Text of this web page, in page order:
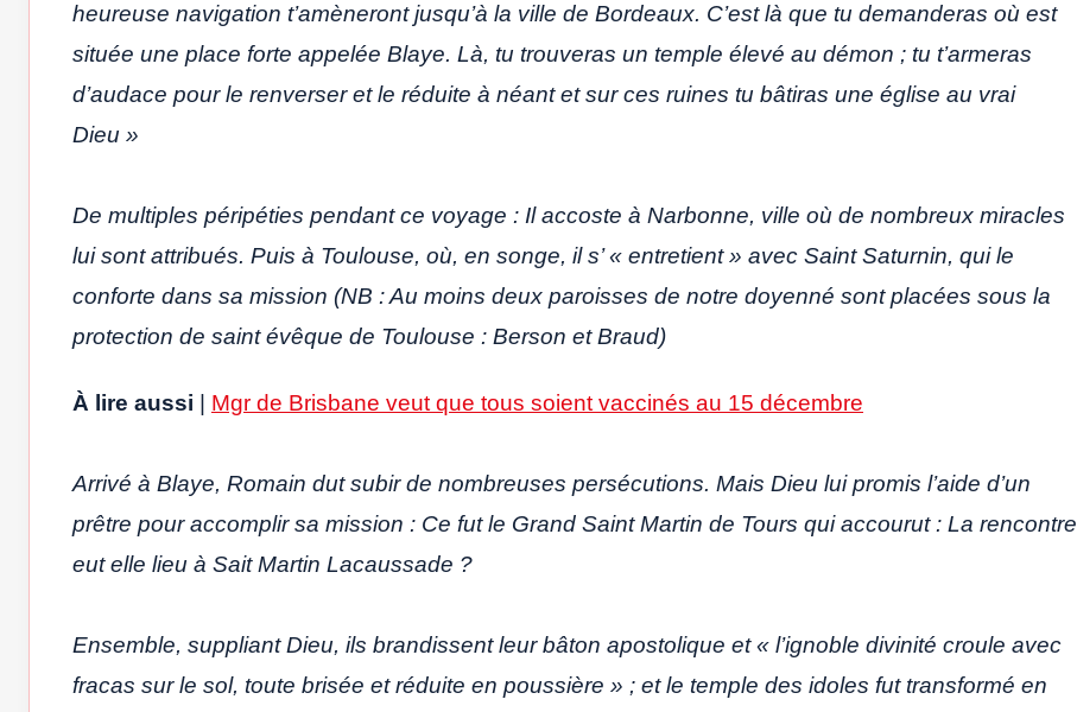
heureuse navigation t’amèneront jusqu’à la ville de Bordeaux. C’est là que tu demanderas où est
située une place forte appelée Blaye. Là, tu trouveras un temple élevé au démon ; tu t’armeras
d’audace pour le renverser et le réduite à néant et sur ces ruines tu bâtiras une église au vrai
Dieu »
De multiples péripéties pendant ce voyage : Il accoste à Narbonne, ville où de nombreux miracles
lui sont attribués. Puis à Toulouse, où, en songe, il s’ « entretient » avec Saint Saturnin, qui le
conforte dans sa mission (NB : Au moins deux paroisses de notre doyenné sont placées sous la
protection de saint évêque de Toulouse : Berson et Braud)
À lire aussi Mgr de Brisbane veut que tous soient vaccinés au 15 décembre
Arrivé à Blaye, Romain dut subir de nombreuses persécutions. Mais Dieu lui promis l’aide d’un
prêtre pour accomplir sa mission : Ce fut le Grand Saint Martin de Tours qui accourut : La rencontre
eut elle lieu à Sait Martin Lacaussade ?
Ensemble, suppliant Dieu, ils brandissent leur bâton apostolique et « l’ignoble divinité croule avec
fracas sur le sol, toute brisée et réduite en poussière » ; et le temple des idoles fut transformé en